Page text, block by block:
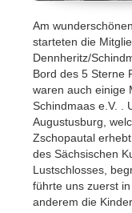
Am
starteten die
Dennheritz/
Bord des 5 Sterne
waren auch einige
Schindmaas e.V. .
Augustusburg,
Zschopautal
des Sächsischen
Lustschlosses,
führte uns zuerst
anderem die